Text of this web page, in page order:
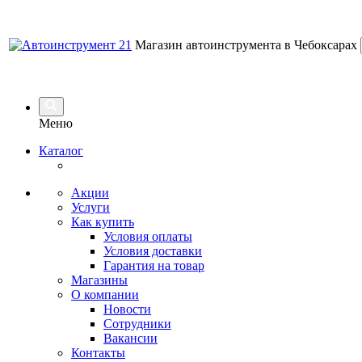
Магазин автоинструмента в Чебоксарах
Меню
Каталог
Акции
Услуги
Как купить
Условия оплаты
Условия доставки
Гарантия на товар
Магазины
О компании
Новости
Сотрудники
Вакансии
Контакты